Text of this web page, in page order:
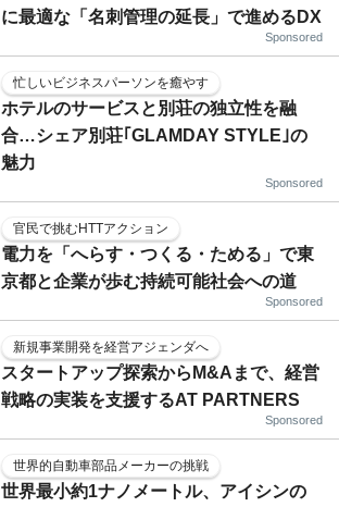
に最適な「名刺管理の延長」で進めるDX
Sponsored
忙しいビジネスパーソンを癒やす
ホテルのサービスと別荘の独立性を融
合…シェア別荘｢GLAMDAY STYLE｣の
魅力
Sponsored
官民で挑むHTTアクション
電力を「へらす・つくる・ためる」で東
京都と企業が歩む持続可能社会への道
Sponsored
新規事業開発を経営アジェンダへ
スタートアップ探索からM&Aまで、経営
戦略の実装を支援するAT PARTNERS
Sponsored
世界的自動車部品メーカーの挑戦
世界最小約1ナノメートル、アイシンの